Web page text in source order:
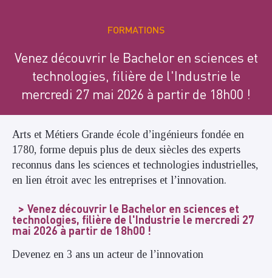
FORMATIONS
Venez découvrir le Bachelor en sciences et
technologies, filière de l'Industrie le
mercredi 27 mai 2026 à partir de 18h00 !
Arts et Métiers Grande école d’ingénieurs fondée en
1780, forme depuis plus de deux siècles des experts
reconnus dans les sciences et technologies industrielles,
en lien étroit avec les entreprises et l’innovation.
Venez découvrir le Bachelor en sciences et
technologies, filière de l'Industrie le mercredi 27
mai 2026 à partir de 18h00 !
Devenez en 3 ans un acteur de l’innovation